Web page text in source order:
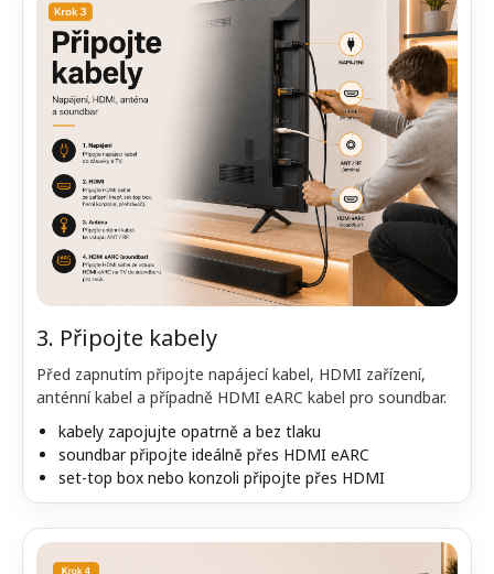
3. Připojte kabely
Před zapnutím připojte napájecí kabel, HDMI zařízení,
anténní kabel a případně HDMI eARC kabel pro soundbar.
kabely zapojujte opatrně a bez tlaku
soundbar připojte ideálně přes HDMI eARC
set-top box nebo konzoli připojte přes HDMI